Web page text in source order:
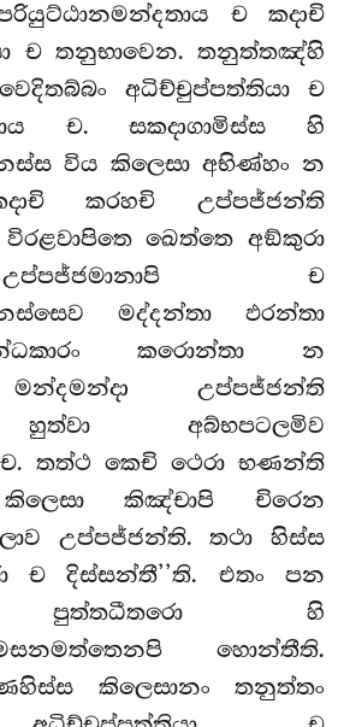
ච කදාචි
ච තනුභාවෙන. තනුත්තඤ්හි
අධිච්චුප්පත්තියා ච
ච. සකදාගාමිස්ස හි
විය කිලෙසා අභිණ්හං න
කරහචි උප්පජ්ජන්ති
විරළවාපිතෙ ඛෙත්තෙ අඞ්කුරා
ච
මද්දන්තා ඵරන්තා
කරොන්තා න
උප්පජ්ජන්ති
හුත්වා අබ්භපටලමිව
තත්ථ කෙචි ථෙරා භණන්ති
කිලෙසා කිඤ්චාපි චිරෙන
උප්පජ්ජන්ති. තථා හිස්ස
ච දිස්සන්තී’’ති. එතං පන
පුත්තධීතරො හි
හොන්තීති.
කිලෙසානං තනුත්තං